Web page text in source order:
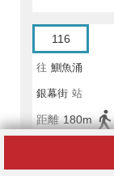
116
往 鰂魚涌
銀幕街 站
距離 180m
601